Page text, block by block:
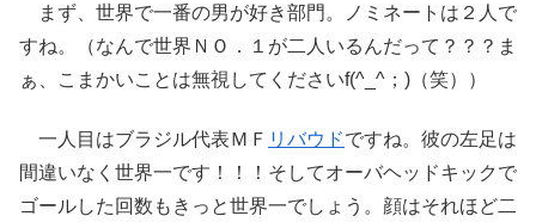
まず、世界で一番の男が好き部門。ノミネートは２人で
すね。（なんで世界ＮＯ．１が二人いるんだって？？？ま
ぁ、こまかいことは無視してくださいf(^_^；)（笑））
一人目はブラジル代表ＭＦ リバウドですね。彼の左足は
間違いなく世界一です！！！そしてオーバヘッドキックで
ゴールした回数もきっと世界一でしょう。顔はそれほど二